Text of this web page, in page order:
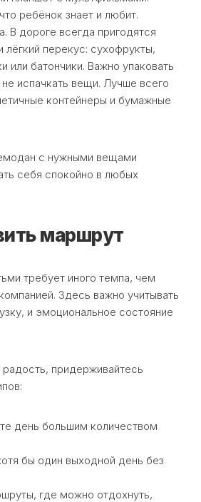
ребёнок знает и любит.
В дороге всегда пригодятся
лёгкий перекус: сухофрукты,
или батончики. Важно упаковать
испачкать вещи. Лучше всего
контейнеры и бумажные
с нужными вещами
себя спокойно в любых
маршрут
требует иного темпа, чем
Здесь важно учитывать
и эмоциональное состояние
придерживайтесь
день большим количеством
бы один выходной день без
где можно отдохнуть,